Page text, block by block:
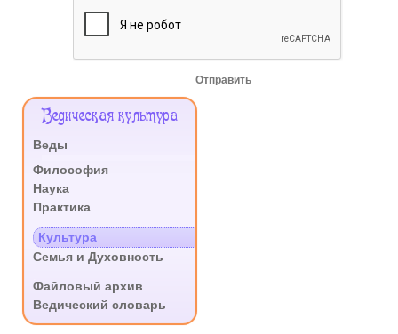
Отправить
Меню
Ведическая культура
Веды
Философия
Наука
Практика
Культура
Семья и Духовность
Файловый архив
Ведический словарь